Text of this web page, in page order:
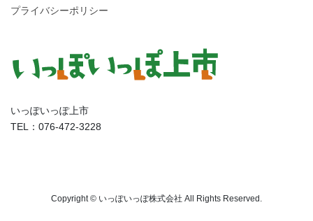
プライバシーポリシー
いっぽいっぽ上市
TEL：076-472-3228
Copyright © いっぽいっぽ株式会社 All Rights Reserved.